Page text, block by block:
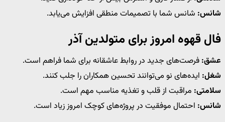
شانس: شانس شما با تصمیمات منطقی افزایش می‌یابد.
فال قهوه امروز برای متولدین آذر
عشق: فرصت‌های جدید در روابط عاشقانه برای شما فراهم است.
شغل: ایده‌های نو می‌توانند تحسین همکاران را جلب کنند.
سلامتی: مراقبت از قلب و تغذیه مناسب مهم است.
شانس: احتمال موفقیت در پروژه‌های کوچک امروز زیاد است.